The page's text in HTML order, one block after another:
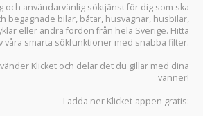
och användarvänlig söktjänst för dig som ska
begagnade bilar, båtar, husvagnar, husbilar,
eller andra fordon från hela Sverige. Hitta
våra smarta sökfunktioner med snabba filter.
Klicket och delar det du gillar med dina
vänner!
Ladda ner Klicket-appen gratis: